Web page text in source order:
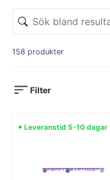
158 produkter
Filter
Leveranstid 5-10 dagar